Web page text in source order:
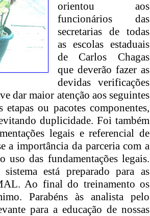
orientou aos
funcionários das
secretarias de todas
as escolas estaduais
de Carlos Chagas
que deverão fazer as
devidas verificações
dar maior atenção aos seguintes
ou pacotes componentes,
duplicidade. Foi também
legais e referencial de
a importância da parceria com a
uso das fundamentações legais.
está preparado para as
Ao final do treinamento os
Parabéns às analista pelo
para a educação de nossas